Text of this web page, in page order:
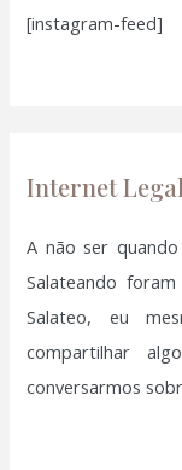
s
r
[instagram-feed]
Internet Legal
A não ser
Salateando
Salateo, eu
compartilhar
conversarmos